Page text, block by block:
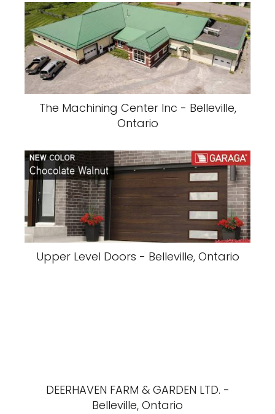
The Machining Center Inc - Belleville,
Ontario
Upper Level Doors - Belleville, Ontario
DEERHAVEN FARM & GARDEN LTD. -
Belleville, Ontario